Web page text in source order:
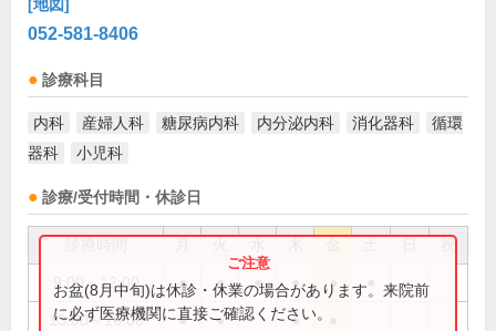
[地図]
052-581-8406
診療科目
内科 産婦人科 糖尿病内科 内分泌内科 消化器科
循環
器科
小児科
診療/受付時間・休診日
祝
9:00～12:00 ● ● ● ● ●
13:00～16:00 ● ● ●
お盆(8月中旬)は休診・休業の場合があります。来院前
に必ず医療機関に直接ご確認ください。